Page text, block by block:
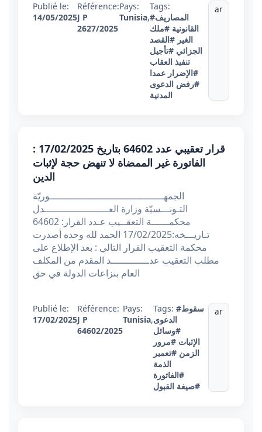
Publié le:
14/05/2025
Référence:
J P
2627/2025
Pays:
Tunisia,
Tags:
#المصاريف
القانونية #ملك
الغير #القصد
الجزائي #تأجيل
تنفيذ العقاب
#الإضرار عمدا
#رفض الدعوى
المدنية
ar
قرار تعقيبي عدد 64602 بتاريخ 17/02/2025 :
الفاتورة غير الممضاة لا تنهض حجة لإثبات
الدين
الجمهـــــــــــــــــــــــــــــــــــــــوريّة
التـونـــسيّة وزارة العــــــــــــــــــــــدل
محكمــــــة التعقــيب عـدد القرار: 64602
تـاريـــخه:17/02/2025 الحمد لله وحده أصدرت
محكمة التعقيب القرار التالي : بعد الإطلاع على
مطلب التعقيب عدـــــــــــــد المقدم من المكلف
العام بنزاعات الدولة في حق
Publié le:
17/02/2025
Référence:
J P
64602/2025
Pays:
Tunisia,
Tags: #سقوط
الدعوى
#وسائل
الإثبات #مرور
الزمن #تعمير
الذمة
#الفاتورة
#صيغة القبول
ar